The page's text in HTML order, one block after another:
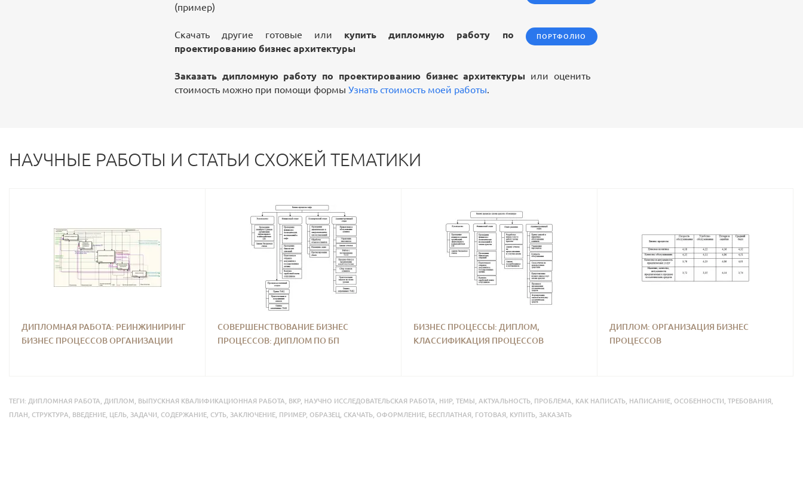
(пример)
Скачать другие готовые или купить дипломную работу по
проектированию бизнес архитектуры
ПОРТФОЛИО
Заказать дипломную работу по проектированию бизнес архитектуры или оценить
стоимость можно при помощи формы Узнать стоимость моей работы.
НАУЧНЫЕ РАБОТЫ И СТАТЬИ СХОЖЕЙ ТЕМАТИКИ
ДИПЛОМНАЯ РАБОТА: РЕИНЖИНИРИНГ
БИЗНЕС ПРОЦЕССОВ ОРГАНИЗАЦИИ
СОВЕРШЕНСТВОВАНИЕ БИЗНЕС
ПРОЦЕССОВ: ДИПЛОМ ПО БП
БИЗНЕС ПРОЦЕССЫ: ДИПЛОМ,
КЛАССИФИКАЦИЯ ПРОЦЕССОВ
ДИПЛОМ: ОРГАНИЗАЦИЯ БИЗНЕС
ПРОЦЕССОВ
ТЕГИ: ДИПЛОМНАЯ РАБОТА ДИПЛОМ ВЫПУСКНАЯ КВАЛИФИКАЦИОННАЯ РАБОТА ВКР, НАУЧНО ИССЛЕДОВАТЕЛЬСКАЯ РАБОТА НИР, ТЕМЫ АКТУАЛЬНОСТЬ ПРОБЛЕМА КАК НАПИСАТЬ НАПИСАНИЕ ОСОБЕННОСТИ ТРЕБОВАНИЯ
ПЛАН
СТРУКТУРА ВВЕДЕНИЕ ЦЕЛЬ ЗАДАЧИ СОДЕРЖАНИЕ СУТЬ ЗАКЛЮЧЕНИЕ ПРИМЕР, ОБРАЗЕЦ СКАЧАТЬ ОФОРМЛЕНИЕ БЕСПЛАТНАЯ ГОТОВАЯ КУПИТЬ ЗАКАЗАТЬ